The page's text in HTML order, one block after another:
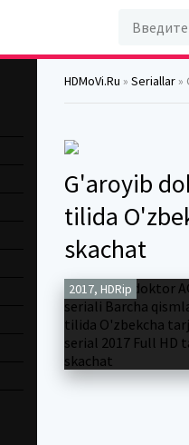
HDMoVi.Ru » Seriallar »
G'aroyib
tilida
skachat
2017, HDRip